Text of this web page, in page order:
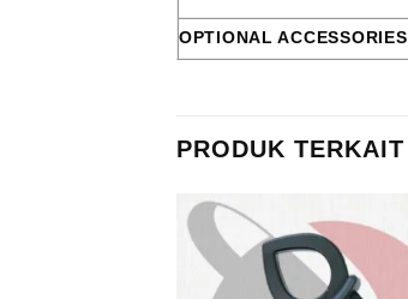
OPTIONAL ACCESSORIES
PRODUK TERKAIT